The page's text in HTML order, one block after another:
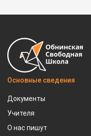
Основные сведения
Документы
Учителя
О нас пишут